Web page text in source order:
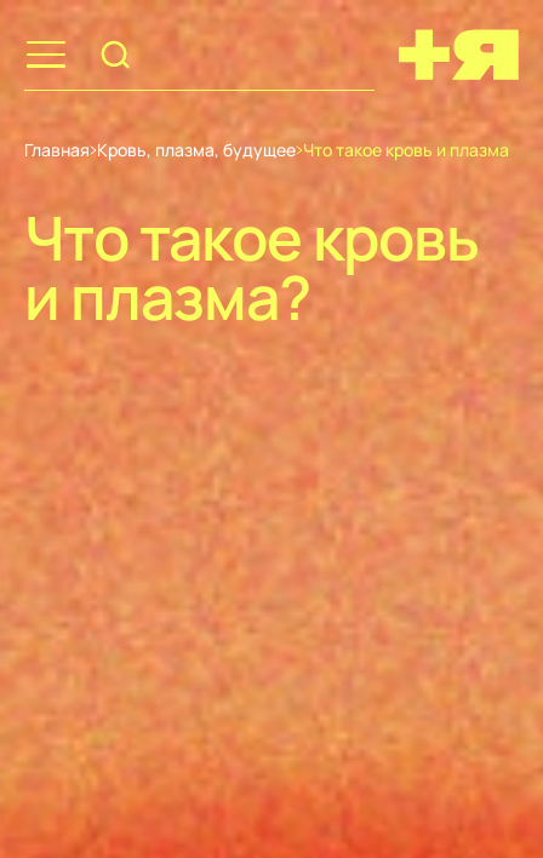
Главная Кровь, плазма, будущее Что такое кровь и плазма
Что такое кровь
и плазма?